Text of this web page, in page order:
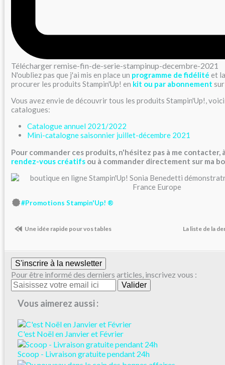
Téléchargerremise-fin-de-serie-stampinup-decembre-2021
N'oubliez pas que j'ai mis en place un programme de fidélité et
procurer les produits Stampin'Up! en kit ou par abonnement
Vous avez envie de découvrir tous les produits Stampin'Up!,
catalogues:
Catalogue annuel 2021/2022
Mini-catalogne saisonnier juillet-décembre 2021
Pour commander ces produits, n'hésitez pas à me contacter,
rendez-vous créatifs ou à commander directement sur ma
#Promotions Stampin'Up! ®
Une idée rapide pour vos tables La liste de la
S'inscrire à la newsletter
Pour être informé des derniers articles, inscrivez vous :
Vous aimerez aussi :
C'est Noël en Janvier et Février
Scoop - Livraison gratuite pendant 24h